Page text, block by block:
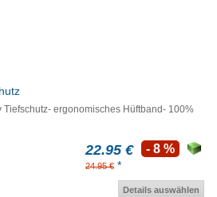
Tiefschutz- ergonomisches Hüftband- 100%
22.95 €
24.95 € *
- 8 %
Details auswählen